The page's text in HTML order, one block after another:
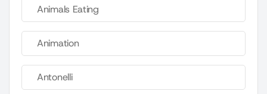
Animals Eating
Animation
Antonelli